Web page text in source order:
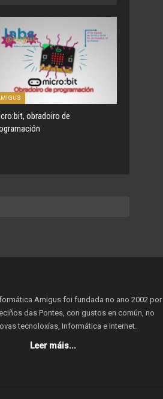
obradoiro de
Amigus foi fundada no ano 2002 por
das Pontes, con gustos en común, no
tecnoloxías, Informática e Internet.
Leer máis...